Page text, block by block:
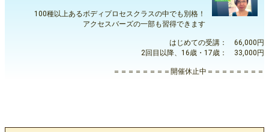
100種以上あるボディプロセスクラスの中でも別格！
アクセスバーズの一部も習得できます
はじめての受講： 66,000円
2回目以降、16歳・17歳： 33,000円
＝＝＝＝＝＝＝＝開催休止中＝＝＝＝＝＝＝＝